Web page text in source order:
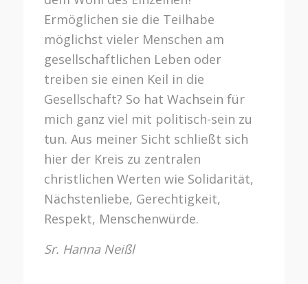
Ermöglichen sie die Teilhabe
möglichst vieler Menschen am
gesellschaftlichen Leben oder
treiben sie einen Keil in die
Gesellschaft? So hat Wachsein für
mich ganz viel mit politisch-sein zu
tun. Aus meiner Sicht schließt sich
hier der Kreis zu zentralen
christlichen Werten wie Solidarität,
Nächstenliebe, Gerechtigkeit,
Respekt, Menschenwürde.
Sr. Hanna Neißl